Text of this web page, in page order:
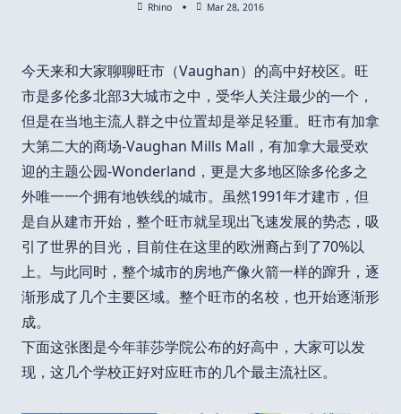
Rhino Mar 28, 2016
今天来和大家聊聊旺市（Vaughan）的高中好校区。旺
市是多伦多北部3大城市之中，受华人关注最少的一个，
但是在当地主流人群之中位置却是举足轻重。旺市有加拿
大第二大的商场-Vaughan Mills Mall，有加拿大最受欢
迎的主题公园-Wonderland，更是大多地区除多伦多之
外唯一一个拥有地铁线的城市。虽然1991年才建市，但
是自从建市开始，整个旺市就呈现出飞速发展的势态，吸
引了世界的目光，目前住在这里的欧洲裔占到了70%以
上。与此同时，整个城市的房地产像火箭一样的蹿升，逐
渐形成了几个主要区域。整个旺市的名校，也开始逐渐形
成。
下面这张图是今年菲莎学院公布的好高中，大家可以发
现，这几个学校正好对应旺市的几个最主流社区。